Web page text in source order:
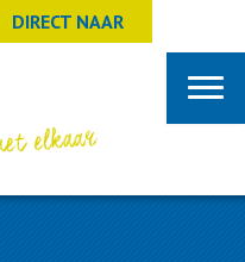
DIRECT NAAR